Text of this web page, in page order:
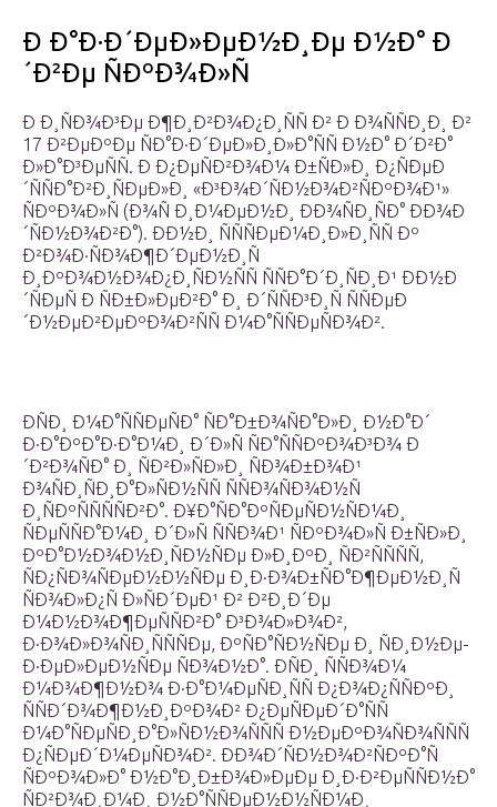
Ð Ð°Ð·Ð´ÐµÐ»ÐµÐ½Ð¸Ðµ Ð½Ð° Ð
´Ð²Ðµ ÑÐºÐ¾Ð»Ñ
Ð Ð¸ÑÐ¾Ð³Ðµ Ð¶Ð¸Ð²Ð¾Ð¿Ð¸ÑÑ Ð² Ð Ð¾ÑÑÐ¸Ð¸ Ð²
17 Ð²ÐµÐºÐµ ÑÐ°Ð·Ð´ÐµÐ»Ð¸Ð»Ð°ÑÑ Ð½Ð° Ð´Ð²Ð°
Ð»Ð°Ð³ÐµÑÑ. Ð Ð¿ÐµÑÐ²Ð¾Ð¼ Ð±ÑÐ»Ð¸ Ð¿ÑÐµÐ
´ÑÑÐ°Ð²Ð¸ÑÐµÐ»Ð¸ «Ð³Ð¾Ð´ÑÐ½Ð¾Ð²ÑÐºÐ¾Ð¹»
ÑÐºÐ¾Ð»Ñ (Ð¾Ñ Ð¸Ð¼ÐµÐ½Ð¸ ÐÐ¾ÑÐ¸ÑÐ° ÐÐ¾Ð
´ÑÐ½Ð¾Ð²Ð°). ÐÐ½Ð¸ ÑÑÑÐµÐ¼Ð¸Ð»Ð¸ÑÑ Ðº
Ð²Ð¾Ð·ÑÐ¾Ð¶Ð´ÐµÐ½Ð¸Ñ
Ð¸ÐºÐ¾Ð½Ð¾Ð¿Ð¸ÑÐ½ÑÑ ÑÑÐ°Ð´Ð¸ÑÐ¸Ð¹ ÐÐ½Ð
´ÑÐµÑ Ð ÑÐ±Ð»ÐµÐ²Ð° Ð¸ Ð´ÑÑÐ³Ð¸Ñ ÑÑÐµÐ
´Ð½ÐµÐ²ÐµÐºÐ¾Ð²ÑÑ Ð¼Ð°ÑÑÐµÑÐ¾Ð².
Ð­ÑÐ¸ Ð¼Ð°ÑÑÐµÑÐ° ÑÐ°Ð±Ð¾ÑÐ°Ð»Ð¸ Ð½Ð°Ð´
Ð·Ð°ÐºÐ°Ð·Ð°Ð¼Ð¸ Ð´Ð»Ñ ÑÐ°ÑÑÐºÐ¾Ð³Ð¾ Ð
´Ð²Ð¾ÑÐ° Ð¸ ÑÐ²Ð»ÑÐ»Ð¸ ÑÐ¾Ð±Ð¾Ð¹
Ð¾ÑÐ¸ÑÐ¸Ð°Ð»ÑÐ½ÑÑ ÑÑÐ¾ÑÐ¾Ð½Ñ
Ð¸ÑÐºÑÑÑÑÐ²Ð°. Ð¥Ð°ÑÐ°ÐºÑÐµÑÐ½ÑÐ¼Ð¸
ÑÐµÑÑÐ°Ð¼Ð¸ Ð´Ð»Ñ ÑÑÐ¾Ð¹ ÑÐºÐ¾Ð»Ñ Ð±ÑÐ»Ð¸
ÐºÐ°Ð½Ð¾Ð½Ð¸ÑÐ½ÑÐµ Ð»Ð¸ÐºÐ¸ ÑÐ²ÑÑÑÑ,
ÑÐ¿ÑÐ¾ÑÐµÐ½Ð½ÑÐµ Ð¸Ð·Ð¾Ð±ÑÐ°Ð¶ÐµÐ½Ð¸Ñ
ÑÐ¾Ð»Ð¿Ñ Ð»ÑÐ´ÐµÐ¹ Ð² Ð²Ð¸Ð´Ðµ
Ð¼Ð½Ð¾Ð¶ÐµÑÑÐ²Ð° Ð³Ð¾Ð»Ð¾Ð²,
Ð·Ð¾Ð»Ð¾ÑÐ¸ÑÑÑÐµ, ÐºÑÐ°ÑÐ½ÑÐµ Ð¸ ÑÐ¸Ð½Ðµ-
Ð·ÐµÐ»ÐµÐ½ÑÐµ ÑÐ¾Ð½Ð°. ÐÑÐ¸ ÑÑÐ¾Ð¼
Ð¼Ð¾Ð¶Ð½Ð¾ Ð·Ð°Ð¼ÐµÑÐ¸ÑÑ Ð¿Ð¾Ð¿ÑÑÐºÐ¸
ÑÑÐ´Ð¾Ð¶Ð½Ð¸ÐºÐ¾Ð² Ð¿ÐµÑÐµÐ´Ð°ÑÑ
Ð¼Ð°ÑÐµÑÐ¸Ð°Ð»ÑÐ½Ð¾ÑÑÑ Ð½ÐµÐºÐ¾ÑÐ¾ÑÑÑ
Ð¿ÑÐµÐ´Ð¼ÐµÑÐ¾Ð². ÐÐ¾Ð´ÑÐ½Ð¾Ð²ÑÐºÐ°Ñ
ÑÐºÐ¾Ð»Ð° Ð½Ð°Ð¸Ð±Ð¾Ð»ÐµÐµ Ð¸Ð·Ð²ÐµÑÑÐ½Ð°
ÑÐ²Ð¾Ð¸Ð¼Ð¸ Ð½Ð°ÑÑÐµÐ½Ð½ÑÐ¼Ð¸